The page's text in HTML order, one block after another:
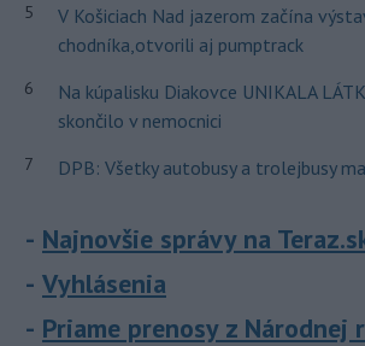
5
V Košiciach Nad jazerom začína
chodníka,otvorili aj pumptrack
6
Na kúpalisku Diakovce UNIKALA
skončilo v nemocnici
7 DPB: Všetky autobusy a trolejbusy
Najnovšie správy na
Vyhlásenia
Priame prenosy z Národnej